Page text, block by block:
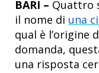
BARI – Quattro
il nome di una
qual è l’origine
domanda,
una risposta